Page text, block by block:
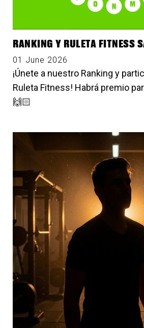
RANKING Y RULETA FITNESS
01 June 2026
¡Únete a nuestro Ranking y
Ruleta Fitness! Habrá premio
🙌🏻